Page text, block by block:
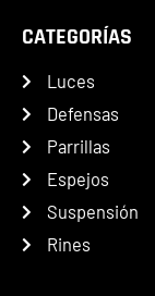
CATEGORÍAS
Luces
Defensas
Parrillas
Espejos
Suspensión
Rines